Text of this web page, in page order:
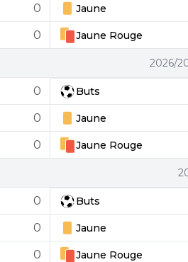
0 Jaune
0 Jaune Rouge
2026/
0 Buts
0 Jaune
0 Jaune Rouge
0 Buts
0 Jaune
0 Jaune Rouge